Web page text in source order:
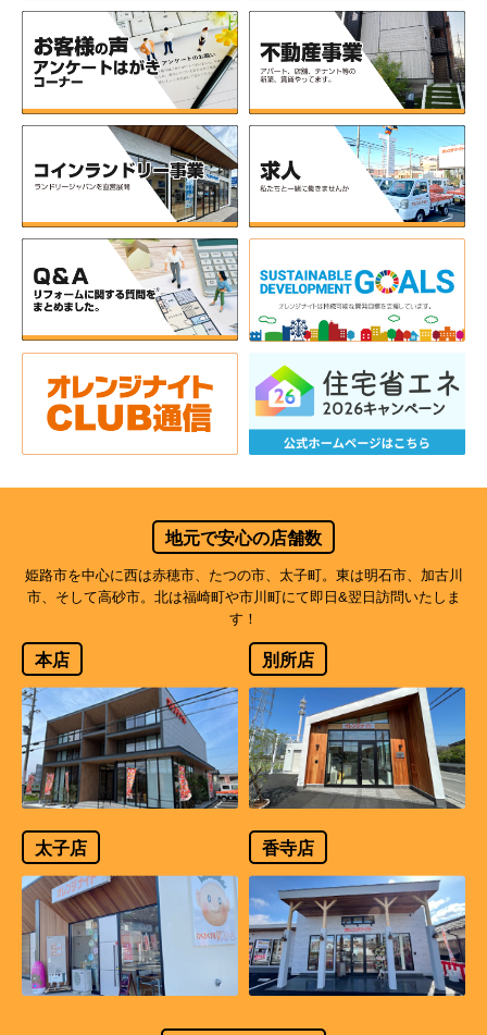
地元で安心の店舗数
姫路市を中心に西は赤穂市、たつの市、太子町。東は明石市、加古川
市、そして高砂市。北は福崎町や市川町にて即日&翌日訪問いたしま
す！
本店 別所店
太子店 香寺店